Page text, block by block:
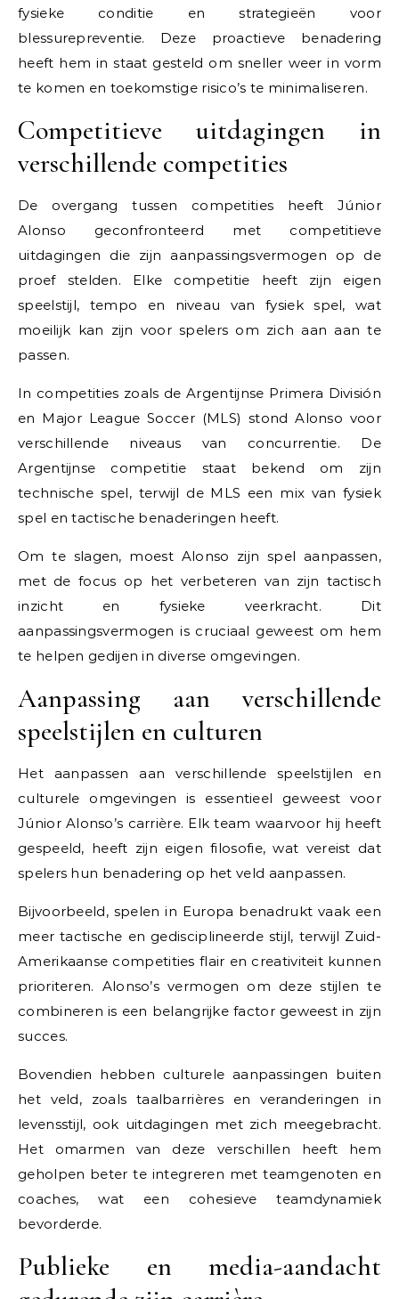
fysieke conditie en strategieën voor
blessurepreventie. Deze proactieve benadering
heeft hem in staat gesteld om sneller weer in vorm
te komen en toekomstige risico’s te minimaliseren.
Competitieve uitdagingen in
verschillende competities
De overgang tussen competities heeft Júnior
Alonso geconfronteerd met competitieve
uitdagingen die zijn aanpassingsvermogen op de
proef stelden. Elke competitie heeft zijn eigen
speelstijl, tempo en niveau van fysiek spel, wat
moeilijk kan zijn voor spelers om zich aan aan te
passen.
In competities zoals de Argentijnse Primera División
en Major League Soccer (MLS) stond Alonso voor
verschillende niveaus van concurrentie. De
Argentijnse competitie staat bekend om zijn
technische spel, terwijl de MLS een mix van fysiek
spel en tactische benaderingen heeft.
Om te slagen, moest Alonso zijn spel aanpassen,
met de focus op het verbeteren van zijn tactisch
inzicht en fysieke veerkracht. Dit
aanpassingsvermogen is cruciaal geweest om hem
te helpen gedijen in diverse omgevingen.
Aanpassing aan verschillende
speelstijlen en culturen
Het aanpassen aan verschillende speelstijlen en
culturele omgevingen is essentieel geweest voor
Júnior Alonso’s carrière. Elk team waarvoor hij heeft
gespeeld, heeft zijn eigen filosofie, wat vereist dat
spelers hun benadering op het veld aanpassen.
Bijvoorbeeld, spelen in Europa benadrukt vaak een
meer tactische en gedisciplineerde stijl, terwijl Zuid-
Amerikaanse competities flair en creativiteit kunnen
prioriteren. Alonso’s vermogen om deze stijlen te
combineren is een belangrijke factor geweest in zijn
succes.
Bovendien hebben culturele aanpassingen buiten
het veld, zoals taalbarrières en veranderingen in
levensstijl, ook uitdagingen met zich meegebracht.
Het omarmen van deze verschillen heeft hem
geholpen beter te integreren met teamgenoten en
coaches, wat een cohesieve teamdynamiek
bevorderde.
Publieke en media-aandacht